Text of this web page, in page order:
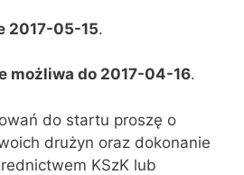
2017-05-15.
możliwa do 2017-04-16.
do startu proszę o
drużyn oraz dokonanie
KSzK lub